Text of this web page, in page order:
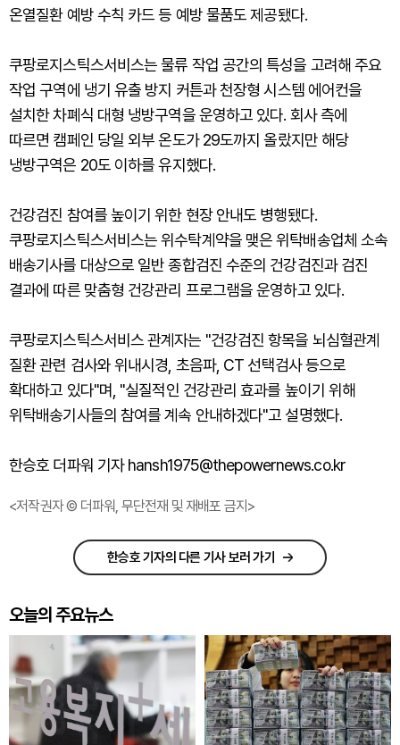
온열질환 예방 수칙 카드 등 예방 물품도 제공됐다.
쿠팡로지스틱스서비스는 물류 작업 공간의 특성을 고려해 주요
작업 구역에 냉기 유출 방지 커튼과 천장형 시스템 에어컨을
설치한 차폐식 대형 냉방구역을 운영하고 있다. 회사 측에
따르면 캠페인 당일 외부 온도가 29도까지 올랐지만 해당
냉방구역은 20도 이하를 유지했다.
건강검진 참여를 높이기 위한 현장 안내도 병행됐다.
쿠팡로지스틱스서비스는 위수탁계약을 맺은 위탁배송업체 소속
배송기사를 대상으로 일반 종합검진 수준의 건강검진과 검진
결과에 따른 맞춤형 건강관리 프로그램을 운영하고 있다.
쿠팡로지스틱스서비스 관계자는 "건강검진 항목을 뇌심혈관계
질환 관련 검사와 위내시경, 초음파, CT 선택검사 등으로
확대하고 있다"며, "실질적인 건강관리 효과를 높이기 위해
위탁배송기사들의 참여를 계속 안내하겠다"고 설명했다.
한승호 더파워 기자 hansh1975@thepowernews.co.kr
<저작권자 © 더파워, 무단전재 및 재배포 금지>
한승호 기자의 다른 기사 보러 가기
오늘의 주요뉴스